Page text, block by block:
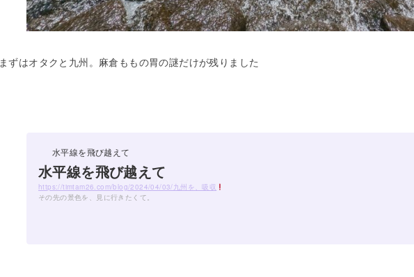
まずはオタクと九州。麻倉ももの胃の謎だけが残りました
水平線を飛び越えて
水平線を飛び越えて
https://timtam26.com/blog/2024/04/03/九州を、吸収
その先の景色を、見に行きたくて。